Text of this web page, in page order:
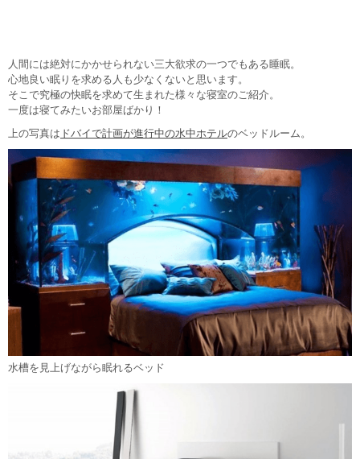
人間には絶対にかかせられない三大欲求の一つでもある睡眠。
心地良い眠りを求める人も少なくないと思います。
そこで究極の快眠を求めて生まれた様々な寝室のご紹介。
一度は寝てみたいお部屋ばかり！
上の写真は ドバイで計画が進行中の水中ホテルのベッドルーム。
水槽を見上げながら眠れるベッド